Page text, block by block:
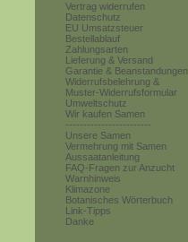
Vertrag widerrufen
Datenschutz
EU Umsatzsteuer
Bestellablauf
Zahlungsarten
Lieferung & Versand
Garantie & Beanstandungen
Widerrufsbelehrung &
Muster-Widerrufsformular
Umweltschutz
Wir kaufen Samen
------------------------
Unsere Samen
Vermehrung mit Samen
Aussaatanleitung
FAQ-Fragen zur Anzucht
Warnhinweis
Klimazone
Botanisches Wörterbuch
Link-Tipps
Danke